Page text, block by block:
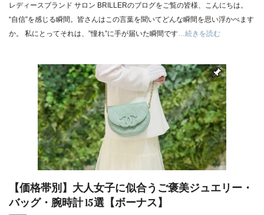
レディースブランド サロン BRILLERのブログをご覧の皆様、こんにちは。
“自信”を感じる瞬間。皆さんはこの言葉を聞いてどんな瞬間を思い浮かべます
か。 私にとってそれは、”憧れ”に手が届いた瞬間です…続きを読む
【価格帯別】大人女子に似合うご褒美ジュエリー・
バッグ・腕時計 15選【ボーナス】